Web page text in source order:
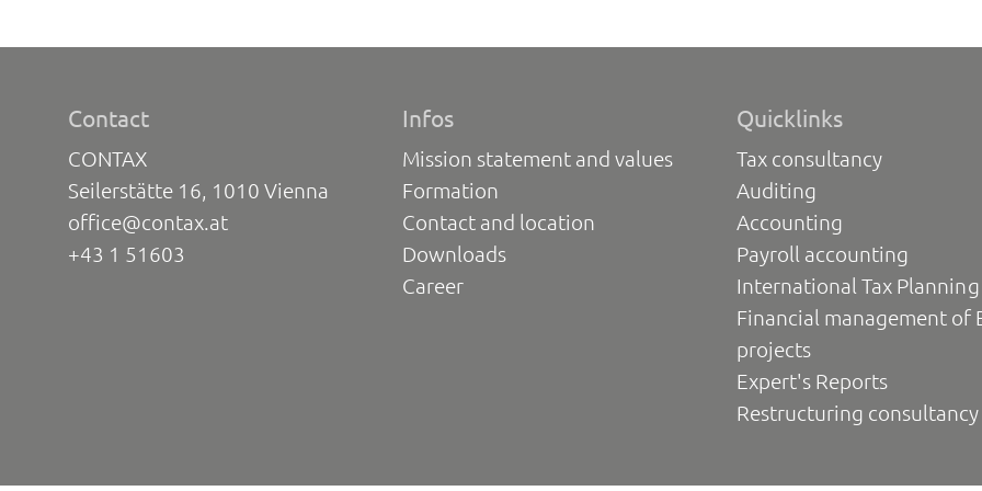
Contact
CONTAX
Seilerstätte 16, 1010 Vienna
office@contax.at
+43 1 51603
Infos
Mission statement and values
Formation
Contact and location
Downloads
Career
Quicklinks
Tax consultancy
Auditing
Accounting
Payroll accounting
International Tax Planning
Financial management of
projects
Expert's Reports
Restructuring consultancy